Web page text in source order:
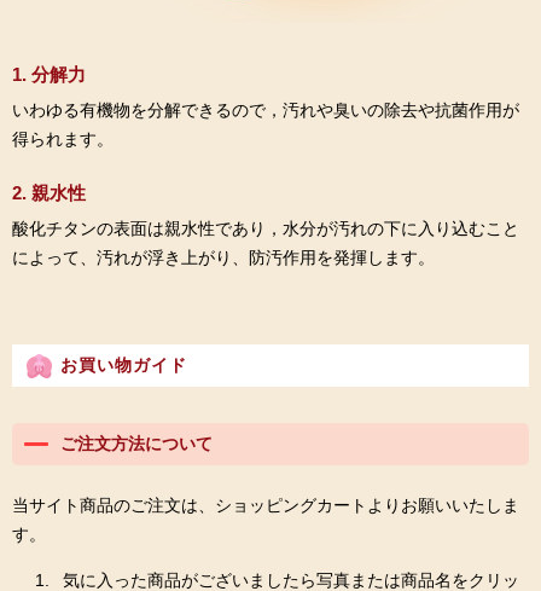
1. 分解力
いわゆる有機物を分解できるので，汚れや臭いの除去や抗菌作用が
得られます。
2. 親水性
酸化チタンの表面は親水性であり，水分が汚れの下に入り込むこと
によって、汚れが浮き上がり、防汚作用を発揮します。
お買い物ガイド
ご注文方法について
当サイト商品のご注文は、ショッピングカートよりお願いいたしま
す。
気に入った商品がございましたら写真または商品名をクリッ